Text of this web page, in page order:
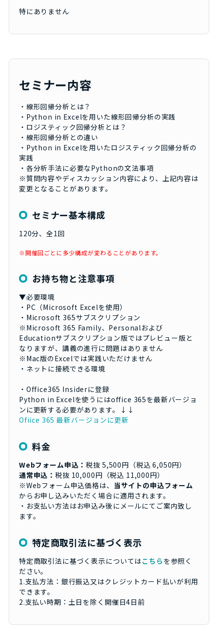
特にありません
セミナー内容
・線形回帰分析とは？
・Python in Excelを用いた線形回帰分析の実践
・ロジスティック回帰分析とは？
・線形回帰分析との違い
・Python in Excelを用いたロジスティック回帰分析の
実践
・各分析手法に必要なPythonの文法事項
※質問内容やディスカッション内容により、上記内容は
変更となることがあります。
セミナー基本構成
120分、全1回
※開催回ごとに多少構成が変わることがあります。
お持ち物と注意事項
▼必要環境
・PC（Microsoft Excelを使用）
・Microsoft 365サブスクリプション
※Microsoft 365 Family、Personalおよび
Educationサブスクリプション版ではプレビュー版と
なりますが、講義の進行に問題はありません
※Mac版のExcelでは実践いただけません
・ネットに接続できる環境
・Office365 Insiderに登録
Python in Excelを使うにはoffice 365を最新バージョ
ンに更新する必要があります。↓↓
Ofiice 365 最新バージョンに更新
料金
Webフォーム申込：税抜 5,500円（税込 6,050円）
通常申込：税抜 10,000円（税込 11,000円）
※Webフォーム申込価格は、 当サイトの申込フォーム
からお申し込みいただく場合に適用されます。
・お支払い方法はお申込み後にメールにてご案内致し
ます。
特定商取引法に基づく表示
特定商取引法に基づく表示についてはこちら を参照く
ださい。
1.支払方法：銀行振込又はクレジットカード払いが利用
できます。
2.支払い時期：土日を除く開催日4日前